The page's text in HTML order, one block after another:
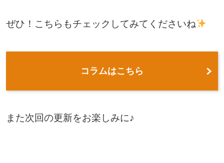
ぜひ！こちらもチェックしてみてくださいね
コラムはこちら
また次回の更新をお楽しみに♪